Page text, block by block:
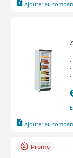
Ajouter au
Ajouter au
Promo